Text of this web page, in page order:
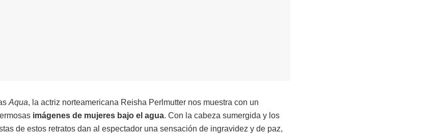
Aqua, la actriz norteamericana Reisha Perlmutter nos muestra con un
imágenes de mujeres bajo el agua. Con la cabeza sumergida y los
de estos retratos dan al espectador una sensación de ingravidez y de paz,